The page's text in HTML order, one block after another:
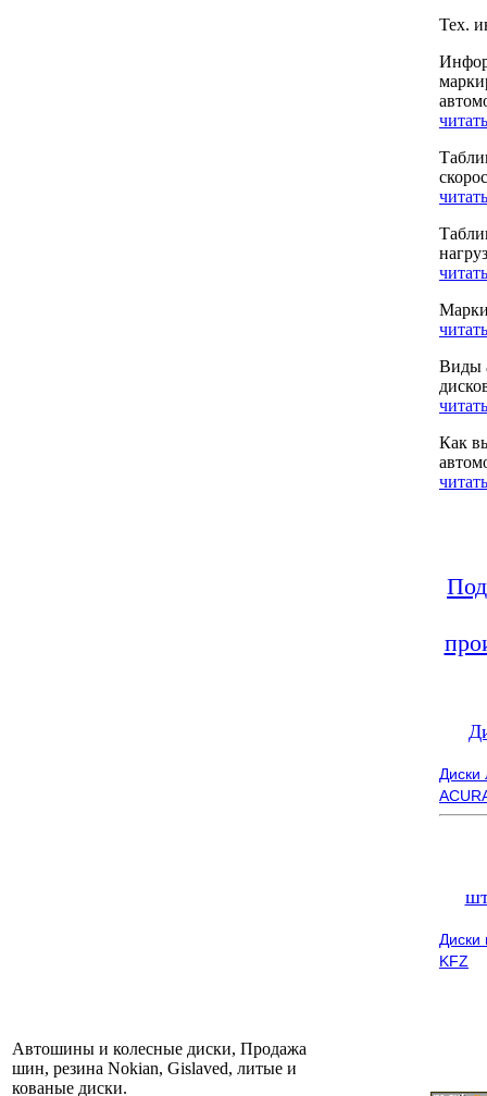
Тех.
Виды
Как
Диски
KFZ
Автошины и колесные диски, Продажа
шин, резина Nokian, Gislaved, литые и
кованые диски.